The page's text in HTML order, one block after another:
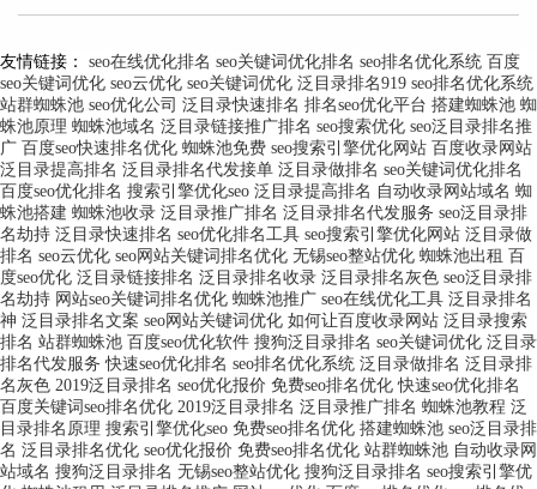
友情链接： seo在线优化排名 seo关键词优化排名 seo排名优化系统 百度
seo关键词优化 seo云优化 seo关键词优化 泛目录排名919 seo排名优化系统
站群蜘蛛池 seo优化公司 泛目录快速排名 排名seo优化平台 搭建蜘蛛池 蜘
蛛池原理 蜘蛛池域名 泛目录链接推广排名 seo搜索优化 seo泛目录排名推
广 百度seo快速排名优化 蜘蛛池免费 seo搜索引擎优化网站 百度收录网站
泛目录提高排名 泛目录排名代发接单 泛目录做排名 seo关键词优化排名
百度seo优化排名 搜索引擎优化seo 泛目录提高排名 自动收录网站域名 蜘
蛛池搭建 蜘蛛池收录 泛目录推广排名 泛目录排名代发服务 seo泛目录排
名劫持 泛目录快速排名 seo优化排名工具 seo搜索引擎优化网站 泛目录做
排名 seo云优化 seo网站关键词排名优化 无锡seo整站优化 蜘蛛池出租 百
度seo优化 泛目录链接排名 泛目录排名收录 泛目录排名灰色 seo泛目录排
名劫持 网站seo关键词排名优化 蜘蛛池推广 seo在线优化工具 泛目录排名
神 泛目录排名文案 seo网站关键词优化 如何让百度收录网站 泛目录搜索
排名 站群蜘蛛池 百度seo优化软件 搜狗泛目录排名 seo关键词优化 泛目录
排名代发服务 快速seo优化排名 seo排名优化系统 泛目录做排名 泛目录排
名灰色 2019泛目录排名 seo优化报价 免费seo排名优化 快速seo优化排名
百度关键词seo排名优化 2019泛目录排名 泛目录推广排名 蜘蛛池教程 泛
目录排名原理 搜索引擎优化seo 免费seo排名优化 搭建蜘蛛池 seo泛目录排
名 泛目录排名优化 seo优化报价 免费seo排名优化 站群蜘蛛池 自动收录网
站域名 搜狗泛目录排名 无锡seo整站优化 搜狗泛目录排名 seo搜索引擎优